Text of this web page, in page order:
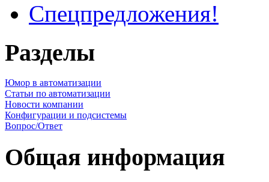
Спецпредложения!
Разделы
Юмор в автоматизации
Статьи по автоматизации
Новости компании
Конфигурации и подсистемы
Вопрос/Ответ
Общая информация